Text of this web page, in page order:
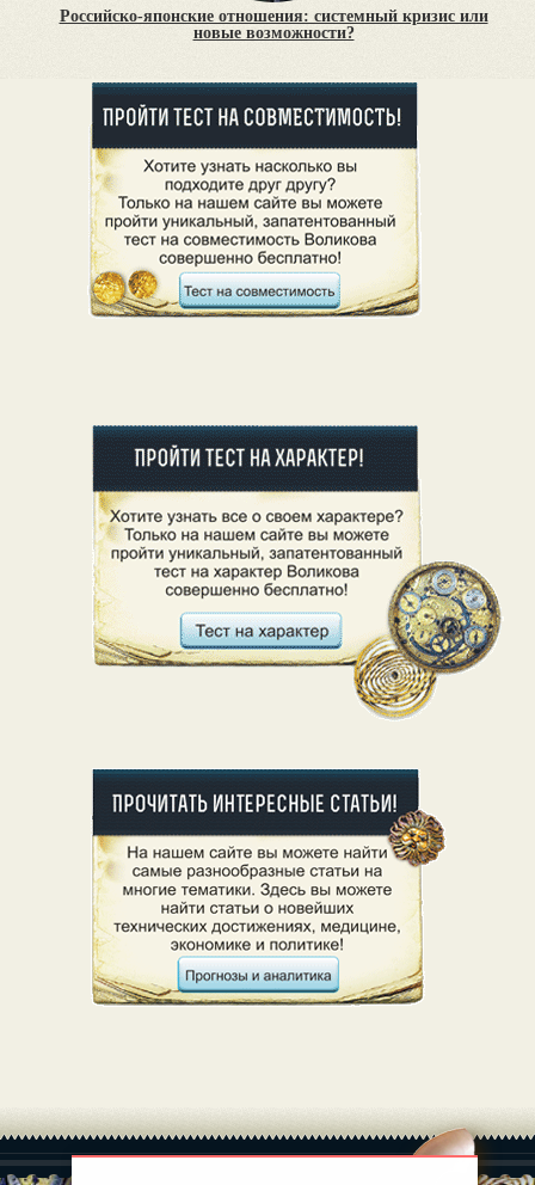
Российско-японские отношения: системный кризис или
новые возможности?